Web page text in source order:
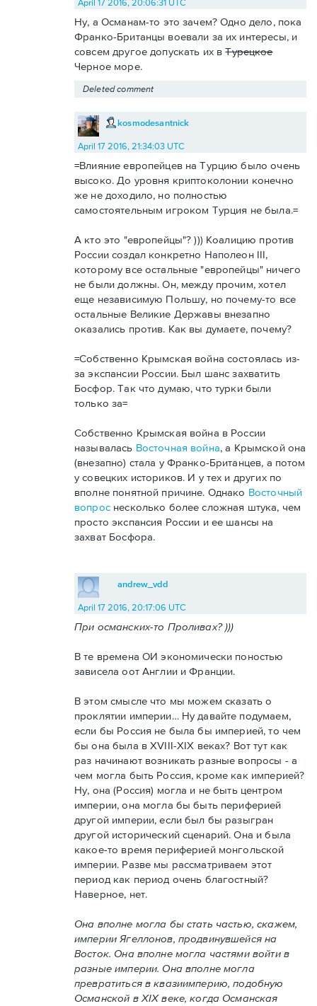
April 17 2016, 20:06:31 UTC
Ну, а Османам-то это зачем? Одно дело, пока
Франко-Британцы воевали за их интересы, и
совсем другое допускать их вТурецкое
Черное море.
Deleted comment
kosmodesantnick
April 17 2016, 21:34:03 UTC
=Влияние европейцев на Турцию было очень
высоко. До уровня криптоколонии конечно
же не доходило, но полностью
самостоятельным игроком Турция не была.=
А кто это "европейцы"? ))) Коалицию против
России создал конкретно Наполеон III,
которому все остальные "европейцы" ничего
не были должны. Он, между прочим, хотел
еще независимую Польшу, но почему-то все
остальные Великие Державы внезапно
оказались против. Как вы думаете, почему?
=Собственно Крымская война состоялась из-
за экспансии России. Был шанс захватить
Босфор. Так что думаю, что турки были
только за=
Собственно Крымская война в России
называлась Восточная война, а Крымской она
(внезапно) стала у Франко-Британцев, а потом
у совецких историков. И у тех и других по
вполне понятной причине. Однако Восточный
вопроснесколько более сложная штука, чем
просто экспансия России и ее шансы на
захват Босфора.
andrew_vdd
April 17 2016, 20:17:06 UTC
При османских-то Проливах? )))
В те времена ОИ экономически поностью
зависела оот Англии и Франции.
В этом смысле что мы можем сказать о
проклятии империи… Ну давайте подумаем,
если бы Россия не была бы империей, то чем
бы она была в XVIII-XIX веках? Вот тут как
раз начинают возникать разные вопросы - а
чем могла быть Россия, кроме как империей?
Ну, она (Россия) могла и не быть центром
империи, она могла бы быть периферией
другой империи, если был бы разыгран
другой исторический сценарий. Она и была
какое-то время периферией монгольской
империи. Разве мы рассматриваем этот
период как период очень благостный?
Наверное, нет.
Она вполне могла бы стать частью, скажем,
империи Ягеллонов, продвинувшейся на
Восток. Она вполне могла частями войти в
разные империи. Она вполне могла
превратиться в квазиимперию, подобную
Османской в XIX веке, когда Османская